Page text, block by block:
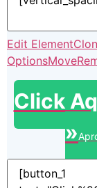
Edit Element
OptionsMove
Click
»